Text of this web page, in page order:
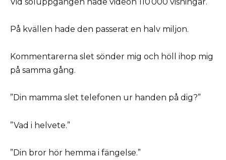
På kvällen hade den passerat en halv miljon.
Kommentarerna slet sönder mig och höll ihop mig
på samma gång.
”Din mamma slet telefonen ur handen på dig?”
”Vad i helvete.”
”Din bror hör hemma i fängelse.”